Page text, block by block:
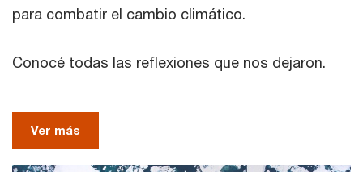
para combatir el cambio climático.
Conocé todas las reflexiones que nos dejaron.
Ver más